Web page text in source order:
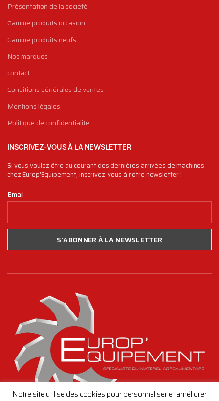
Présentation de la société
Gamme produits occasion
Gamme produits neufs
Nos marques
contact
Conditions générales de ventes
Mentions légales
Politique de confidentialité
INSCRIVEZ-VOUS À LA NEWSLETTER
Si vous voulez être au courant des dernières arrivées de machines
chez Europ'Equipement, inscrivez-vous à notre newsletter !
Email
Notre site utilise des cookies pour personnaliser et améliorer